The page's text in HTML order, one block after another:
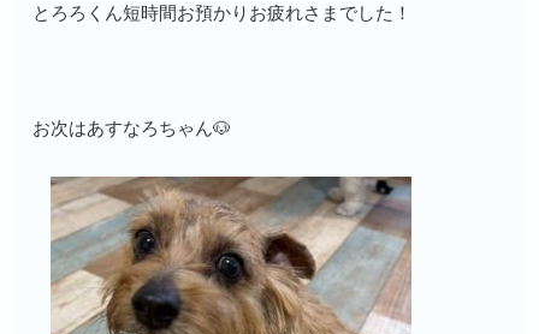
とろろくん短時間お預かりお疲れさまでした！
お次はあすなろちゃん🐶